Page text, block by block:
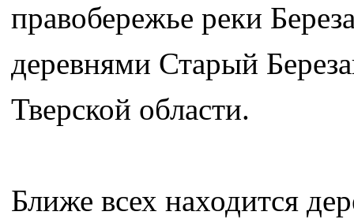
правобережье реки
деревнями Старый
Тверской области.
Ближе всех находится